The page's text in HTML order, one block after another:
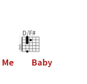
Me
D/F#
Baby